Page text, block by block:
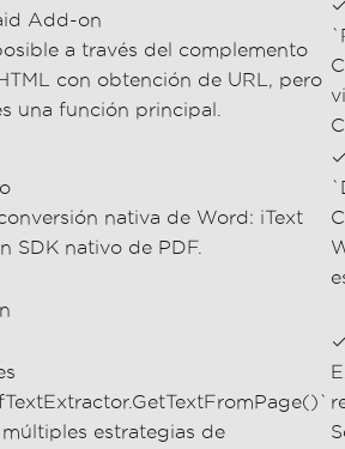
Add-on
a través del complemento
con obtención de URL, pero
una función principal.
nativa de Word: iText
SDK nativo de PDF.
estrategias de